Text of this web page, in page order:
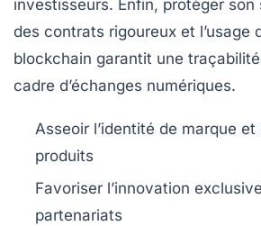
investisseurs. Enfin, protéger
des contrats rigoureux et l’usage
blockchain garantit une
cadre d’échanges numériques.
Asseoir l’identité de marque
produits
Favoriser l’innovation
partenariats